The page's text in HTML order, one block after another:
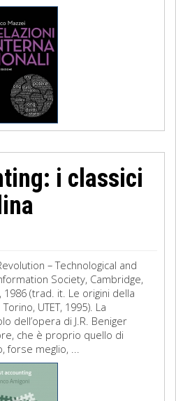
i classici
– Technological and
Society, Cambridge,
(trad. it. Le origini della
UTET, 1995). La
dell’opera di J.R. Beniger
che è proprio quello di
forse meglio, ...